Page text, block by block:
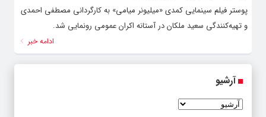
پوستر فیلم سینمایی کمدی «میلیونر میامی» به کارگردانی مصطفی احمدی
و تهیه‌کنندگی سعید ملکان در آستانه اکران عمومی رونمایی شد.
ادامه خبر
آرشیو